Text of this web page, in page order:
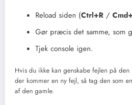
Reload siden (Ctrl+R /
Gør præcis det samme, som
Tjek console igen.
Hvis du ikke kan genskabe fejlen på
der kommer en ny fejl, så tag den som
af den gamle.